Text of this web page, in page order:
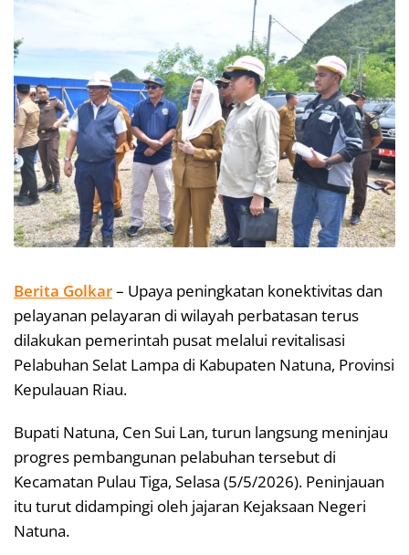
Berita Golkar– Upaya peningkatan konektivitas dan
pelayanan pelayaran di wilayah perbatasan terus
dilakukan pemerintah pusat melalui revitalisasi
Pelabuhan Selat Lampa di Kabupaten Natuna, Provinsi
Kepulauan Riau.
Bupati Natuna, Cen Sui Lan, turun langsung meninjau
progres pembangunan pelabuhan tersebut di
Kecamatan Pulau Tiga, Selasa (5/5/2026). Peninjauan
itu turut didampingi oleh jajaran Kejaksaan Negeri
Natuna.